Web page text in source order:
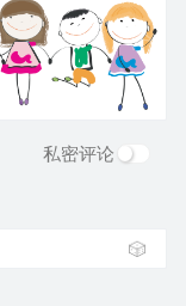
私密评论
🎲